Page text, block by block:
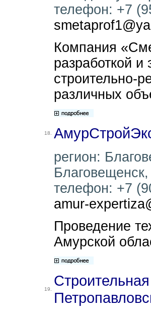
телефон: +7
Компания
разработкой и
строительно-
различных
18.
регион:
телефон: +7
amur-
Проведение
Амурской
19.